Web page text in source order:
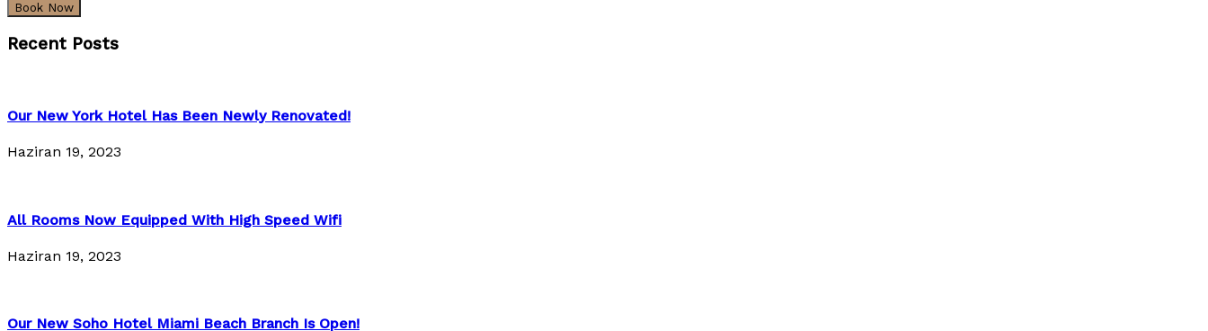
Recent Posts
Our New York Hotel Has Been Newly Renovated!
Haziran 19, 2023
All Rooms Now Equipped With High Speed Wifi
Haziran 19, 2023
Our New Soho Hotel Miami Beach Branch Is Open!